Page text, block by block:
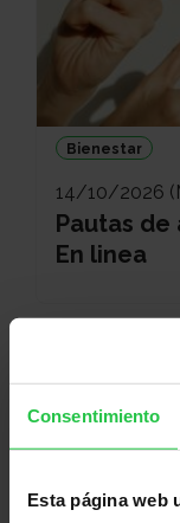
Consentimiento
Esta página web
Bienestar
14/10/2026
Pautas de
En linea